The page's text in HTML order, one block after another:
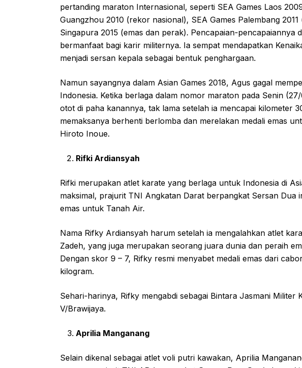
pertanding maraton Internasional, seperti SEA Games Laos
Guangzhou 2010 (rekor nasional), SEA Games Palembang 2011
Singapura 2015 (emas dan perak). Pencapaian-pencapaiannya
bermanfaat bagi karir militernya. Ia sempat mendapatkan
menjadi sersan kepala sebagai bentuk penghargaan.
Namun sayangnya dalam Asian Games 2018, Agus gagal
Indonesia. Ketika berlaga dalam nomor maraton pada Senin
otot di paha kanannya, tak lama setelah ia mencapai kilometer
memaksanya berhenti berlomba dan merelakan medali emas
Hiroto Inoue.
Rifki Ardiansyah
Rifki merupakan atlet karate yang berlaga untuk Indonesia di
maksimal, prajurit TNI Angkatan Darat berpangkat Sersan Dua
emas untuk Tanah Air.
Nama Rifky Ardiansyah harum setelah ia mengalahkan atlet
Zadeh, yang juga merupakan seorang juara dunia dan peraih
Dengan skor 9 – 7, Rifky resmi menyabet medali emas dari
kilogram.
Sehari-harinya, Rifky mengabdi sebagai Bintara Jasmani Militer
V/Brawijaya.
Aprilia Manganang
Selain dikenal sebagai atlet voli putri kawakan, Aprilia